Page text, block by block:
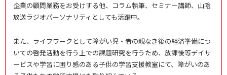
企業の顧問業務をお受けする他、コラム執筆、セミナー講師、山陰
放送ラジオパーソナリティとしても活躍中。
また、ライフワークとして障がい児・者の親なき後の経済準備につ
いての啓発活動を行う上での課題研究を行うため、放課後等デイサ
ービスや学習に困り感のある子供の学習支援教室にて、障がいのあ